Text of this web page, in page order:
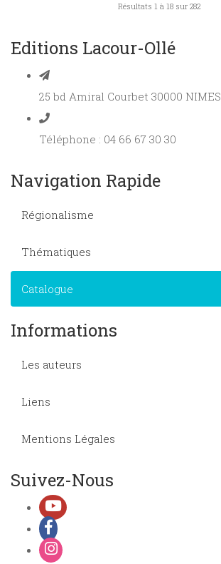
Résultats 1 à 18 sur 282
Editions Lacour-Ollé
25 bd Amiral Courbet 30000 NIMES
Téléphone : 04 66 67 30 30
Navigation Rapide
Régionalisme
Thématiques
Catalogue
Informations
Les auteurs
Liens
Mentions Légales
Suivez-Nous